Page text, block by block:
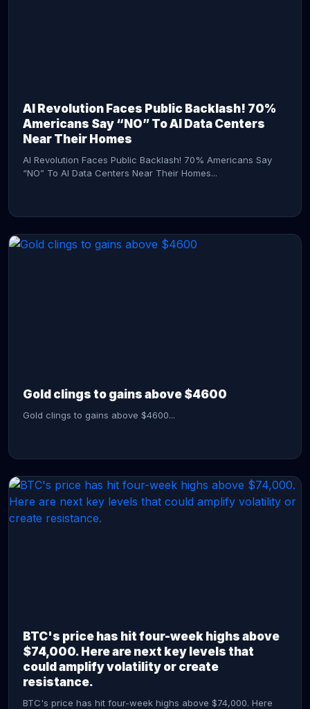
AI Revolution Faces Public Backlash! 70%
Americans Say “NO” To AI Data Centers
Near Their Homes
AI Revolution Faces Public Backlash! 70% Americans Say
“NO” To AI Data Centers Near Their Homes...
Gold clings to gains above $4600
Gold clings to gains above $4600...
BTC's price has hit four-week highs above
$74,000. Here are next key levels that
could amplify volatility or create
resistance.
BTC's price has hit four-week highs above $74,000. Here